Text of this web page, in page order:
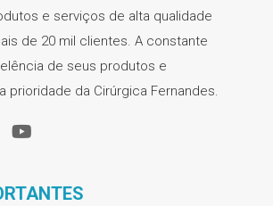
e serviços de alta qualidade
de 20 mil clientes. A constante
de seus produtos e
prioridade da Cirúrgica Fernandes.